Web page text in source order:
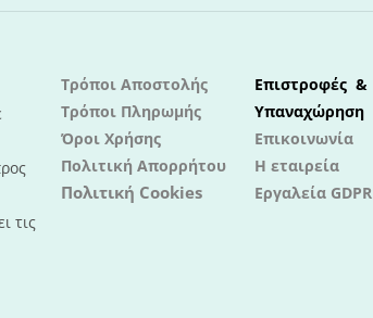
τις
Τρόποι Αποστολής
Τρόποι Πληρωμής
Όροι Χρήσης
Πολιτική Απορρήτου
Πολιτική Cookies
Επιστροφές &
Υπαναχώρηση
Επικοινωνία
Η εταιρεία
Εργαλεία GDPR